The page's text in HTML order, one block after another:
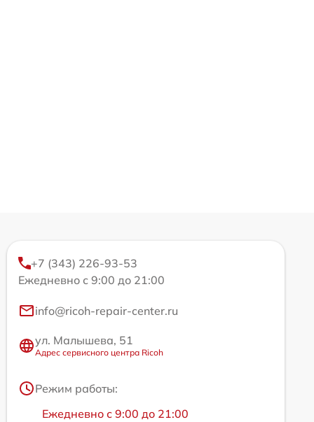
+7 (343) 226-93-53
Ежедневно с 9:00 до 21:00
info@ricoh-repair-center.ru
ул. Малышева, 51
Адрес сервисного центра Ricoh
Режим работы:
Ежедневно с 9:00 до 21:00